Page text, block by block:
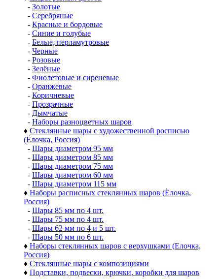
- Золотые
- Серебряные
- Красные и бордовые
- Синие и голубые
- Белые, перламутровые
- Черные
- Розовые
- Зелёные
- Фиолетовые и сиреневые
- Оранжевые
- Коричневые
- Прозрачные
- Дымчатые
- Наборы разноцветных шаров
♦ Стеклянные шары с художественной росписью
(Ёлочка, Россия)
- Шары диаметром 95 мм
- Шары диаметром 85 мм
- Шары диаметром 75 мм
- Шары диаметром 60 мм
- Шары диаметром 115 мм
♦ Наборы расписных стеклянных шаров (Ёлочка,
Россия)
- Шары 85 мм по 4 шт.
- Шары 75 мм по 4 шт.
- Шары 62 мм по 4 и 5 шт.
- Шары 50 мм по 6 шт.
♦ Наборы стеклянных шаров с верхушками (Елочка,
Россия)
♦ Стеклянные шары с композициями
♦ Подставки, подвески, крючки, коробки для шаров